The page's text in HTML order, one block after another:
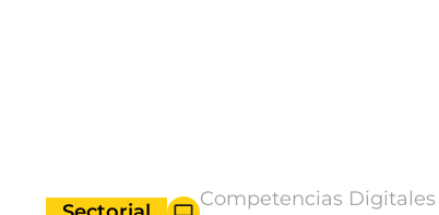
Competencias Digitales